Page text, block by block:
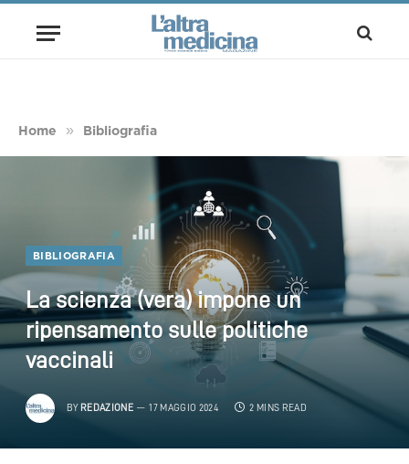
Home » Bibliografia
BIBLIOGRAFIA
La scienza (vera) impone un
ripensamento sulle politiche
vaccinali
BY REDAZIONE 17 MAGGIO 2024 2 MINS READ